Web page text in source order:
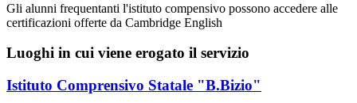
Gli alunni frequentanti l'istituto compensivo possono accedere alle
certificazioni offerte da Cambridge English
Luoghi in cui viene erogato il servizio
Istituto Comprensivo Statale "B.Bizio"